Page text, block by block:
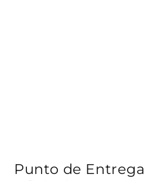
Punto de